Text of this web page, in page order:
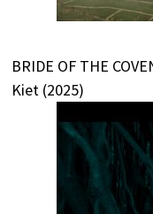
BRIDE OF THE
Kiet (2025)